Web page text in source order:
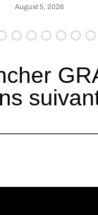
August 5, 2026